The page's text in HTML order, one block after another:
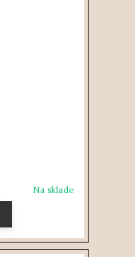
Na sklade